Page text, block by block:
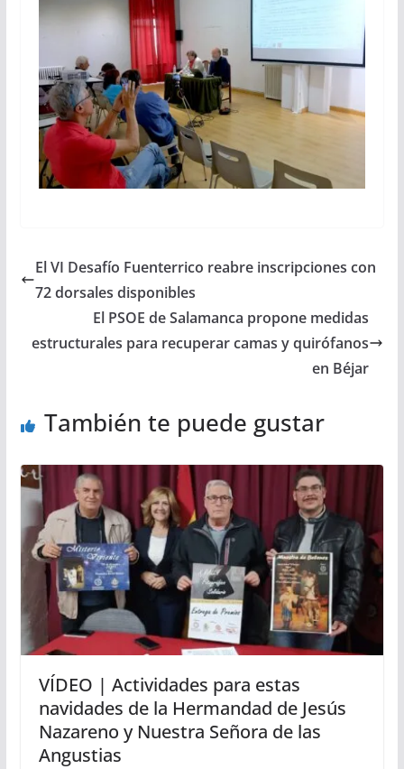
El VI Desafío Fuenterrico reabre inscripciones con
72 dorsales disponibles
El PSOE de Salamanca propone medidas
estructurales para recuperar camas y quirófanos
en Béjar
También te puede gustar
VÍDEO | Actividades para estas
navidades de la Hermandad de Jesús
Nazareno y Nuestra Señora de las
Angustias